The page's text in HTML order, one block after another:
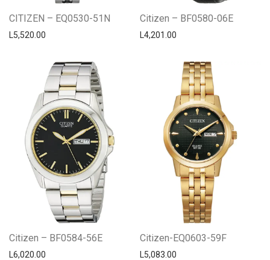
CITIZEN – EQ0530-51N
L5,520.00
Citizen – BF0580-06E
L4,201.00
Citizen – BF0584-56E
L6,020.00
Citizen-EQ0603-59F
L5,083.00